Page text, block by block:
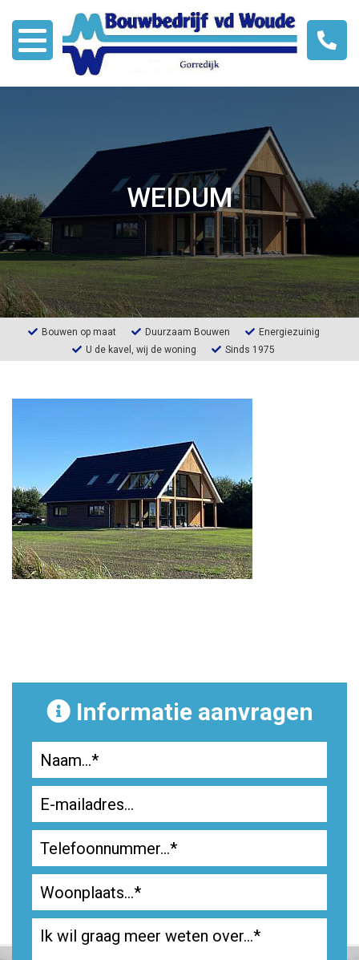
Bouwen met HSB
Nieuws
Links
Contact
WEIDUM
Bouwen op maat Duurzaam Bouwen
Energiezuinig
U de kavel, wij de woning
Sinds 1975
Informatie aanvragen